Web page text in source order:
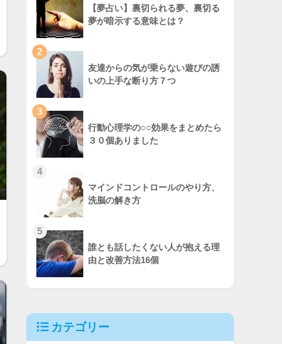
【夢占い】裏切られる夢、裏切る
夢が暗示する意味とは？
2
友達からの気が乗らない遊びの誘
いの上手な断り方７つ
3
行動心理学の○○効果をまとめたら
３０個ありました
4
マインドコントロールのやり方、
洗脳の解き方
5
誰とも話したくない人が抱える理
由と改善方法16個
カテゴリー